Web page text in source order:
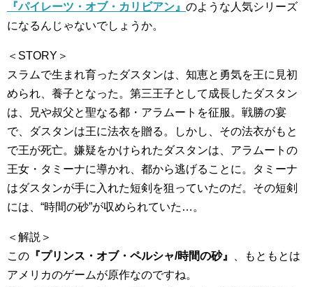
『パイレーツ・オブ・カリビアン』 のような人気シリーズ
になるんじゃないでしょうか。
＜STORY＞
スラムで生まれ育ったダスタンは、知恵と勇気を王に見初
められ、養子となった。第三王子として成長したダスタン
は、兄や叔父と聖なる都・アラムートを征服。戦勝の宴
で、ダスタンは王に法衣を贈る。しかし、その法衣がもと
で王が死亡。嫌疑をかけられたダスタンは、アラムートの
王女・タミーナに導かれ、都から逃げることに。タミーナ
はダスタンが手に入れた短剣を狙っていたのだ。その短剣
には、“時間の砂”が収められていた…。
＜解説＞
この 『プリンス・オブ・ペルシャ/時間の砂』
、もともとは
アメリカのゲームが原作なのですね。